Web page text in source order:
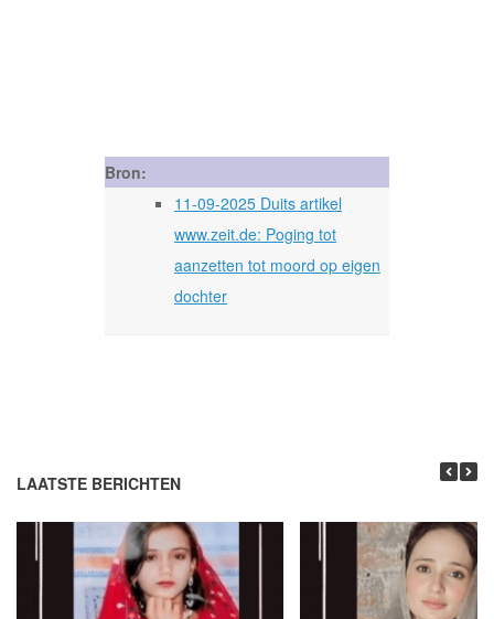
Bron:
11-09-2025 Duits artikel
www.zeit.de: Poging tot
aanzetten tot moord op eigen
dochter
LAATSTE BERICHTEN